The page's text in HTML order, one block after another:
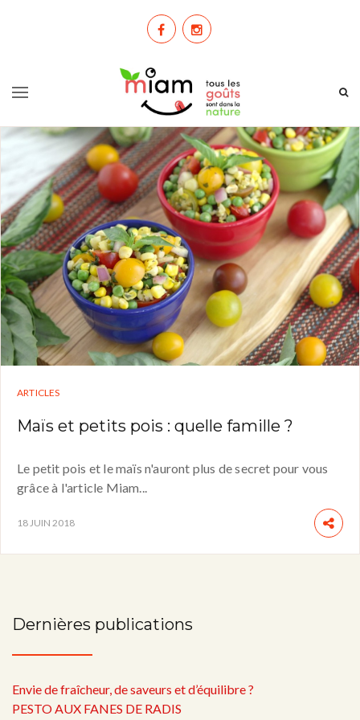
ARTICLES
Maïs et petits pois : quelle famille ?
Le petit pois et le maïs n'auront plus de secret pour vous
grâce à l'article Miam...
18 JUIN 2018
Dernières publications
Envie de fraîcheur, de saveurs et d’équilibre ?
PESTO AUX FANES DE RADIS